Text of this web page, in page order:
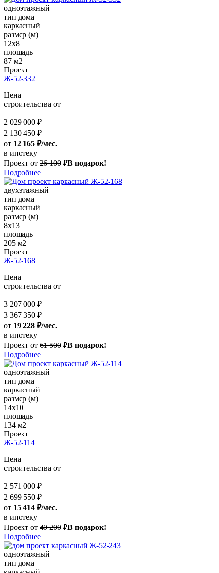
одноэтажный
тип дома
каркасный
размер (м)
12x8
площадь
87 м2
Проект
Ж-52-332
Цена
строительства от
2 029 000 ₽
2 130 450 ₽
от 12 165 ₽/мес.
в ипотеку
Проект от 26 100 ₽В подарок!
Подробнее
двухэтажный
тип дома
каркасный
размер (м)
8x13
площадь
205 м2
Проект
Ж-52-168
Цена
строительства от
3 207 000 ₽
3 367 350 ₽
от 19 228 ₽/мес.
в ипотеку
Проект от 61 500 ₽В подарок!
Подробнее
одноэтажный
тип дома
каркасный
размер (м)
14x10
площадь
134 м2
Проект
Ж-52-114
Цена
строительства от
2 571 000 ₽
2 699 550 ₽
от 15 414 ₽/мес.
в ипотеку
Проект от 40 200 ₽В подарок!
Подробнее
одноэтажный
тип дома